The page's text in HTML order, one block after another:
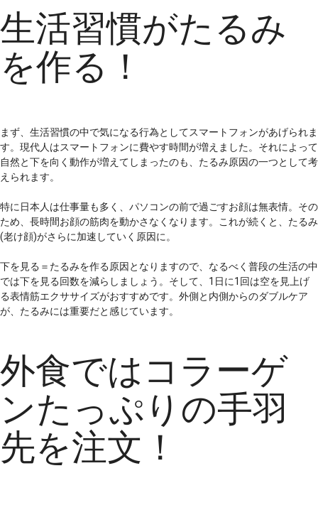
生活習慣がたるみ
を作る！
まず、生活習慣の中で気になる行為としてスマートフォンがあげられま
す。現代人はスマートフォンに費やす時間が増えました。それによって
自然と下を向く動作が増えてしまったのも、たるみ原因の一つとして考
えられます。
特に日本人は仕事量も多く、パソコンの前で過ごすお顔は無表情。その
ため、長時間お顔の筋肉を動かさなくなります。これが続くと、たるみ
(老け顔)がさらに加速していく原因に。
下を見る＝たるみを作る原因となりますので、なるべく普段の生活の中
では下を見る回数を減らしましょう。そして、1日に1回は空を見上げ
る表情筋エクササイズがおすすめです。外側と内側からのダブルケア
が、たるみには重要だと感じています。
外食ではコラーゲ
ンたっぷりの手羽
先を注文！